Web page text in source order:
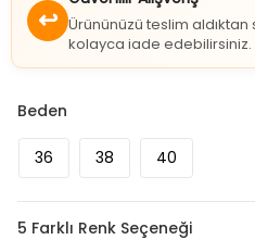
↩ Ürününüzü teslim aldıktan
kolayca iade edebilirsiniz.
Beden
36 38 40
5 Farklı Renk Seçeneği